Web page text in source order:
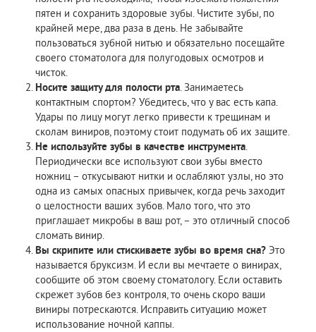
пятен и сохранить здоровые зубы. Чистите зубы, по
крайней мере, два раза в день. Не забывайте
пользоваться зубной нитью и обязательно посещайте
своего стоматолога для полугодовых осмотров и
чисток.
Носите защиту для полости рта. Занимаетесь
контактным спортом? Убедитесь, что у вас есть капа.
Удары по лицу могут легко привести к трещинам и
сколам виниров, поэтому стоит подумать об их защите.
Не используйте зубы в качестве инструмента.
Периодически все используют свои зубы вместо
ножниц – откусывают нитки и ослабляют узлы, но это
одна из самых опасных привычек, когда речь заходит
о целостности ваших зубов. Мало того, что это
приглашает микробы в ваш рот, – это отличный способ
сломать винир.
Вы скрипите или стискиваете зубы во время сна? Это
называется бруксизм. И если вы мечтаете о винирах,
сообщите об этом своему стоматологу. Если оставить
скрежет зубов без контроля, то очень скоро ваши
виниры потрескаются. Исправить ситуацию может
использование ночной каппы.